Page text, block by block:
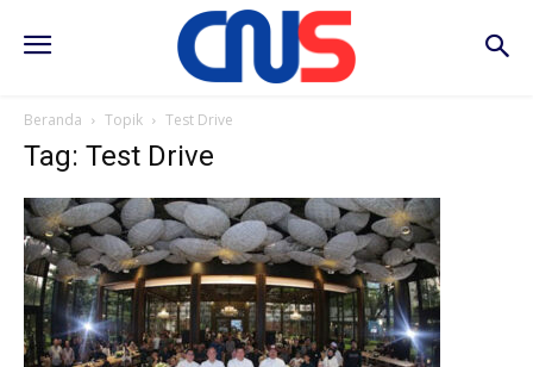
Beranda Topik Test Drive
Tag: Test Drive